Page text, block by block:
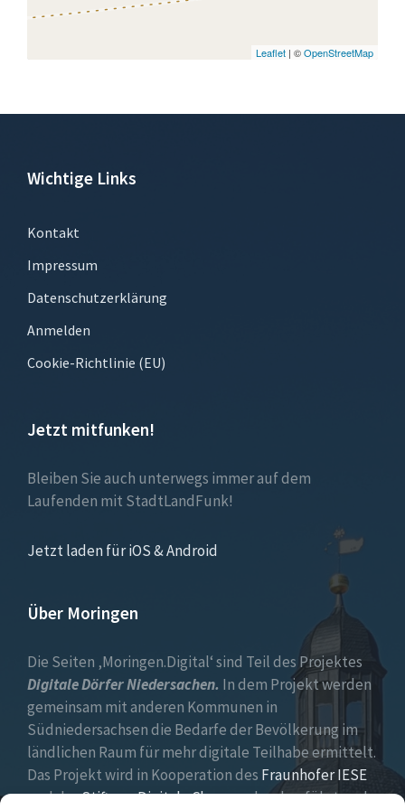
Leaflet | ©OpenStreetMap
Wichtige Links
Kontakt
Impressum
Datenschutzerklärung
Anmelden
Cookie-Richtlinie (EU)
Jetzt mitfunken!
Bleiben Sie auch unterwegs immer auf dem
Laufenden mit StadtLandFunk!
Jetzt laden für iOS & Android
Über Moringen
Die Seiten ‚Moringen.Digital‘ sind Teil des Projektes
Digitale Dörfer Niedersachen. In dem Projekt werden
gemeinsam mit anderen Kommunen in
Südniedersachsen die Bedarfe der Bevölkerung im
ländlichen Raum für mehr digitale Teilhabe ermittelt.
Das Projekt wird in Kooperation des Fraunhofer IESE
und derStiftung Digitale Chancendurchgeführt und